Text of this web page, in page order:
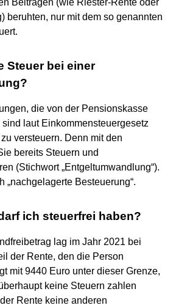
beruhten, nur mit dem so genannten
Steuer bei einer
die von der Pensionskasse
laut Einkommensteuergesetz
versteuern. Denn mit den
bereits Steuern und
(Stichwort „Entgeltumwandlung“).
„nachgelagerte Besteuerung“.
ich steuerfrei haben?
lag im Jahr 2021 bei
der Rente, den die Person
mit 9440 Euro unter dieser Grenze,
keine Steuern zahlen
Rente keine anderen